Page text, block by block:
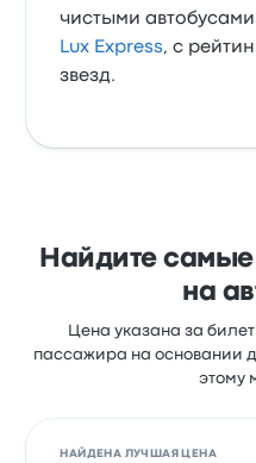
чистыми
Lux Express, с
звезд.
Найдите
на
Цена указана за
пассажира на основании
этому
НАЙДЕНА ЛУЧШАЯ ЦЕНА